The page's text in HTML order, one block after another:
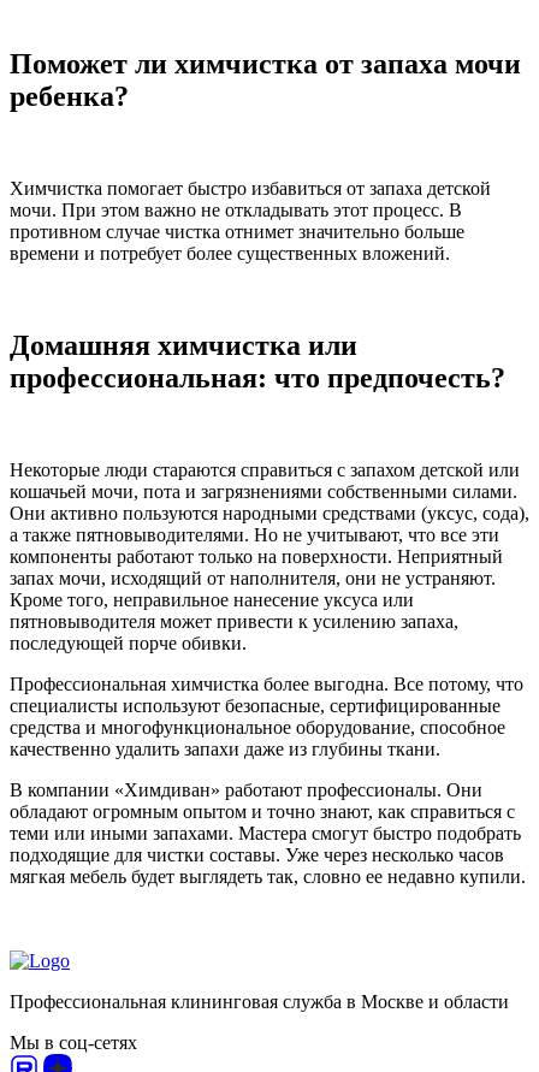
Поможет ли химчистка от запаха мочи
ребенка?
Химчистка помогает быстро избавиться от запаха детской
мочи. При этом важно не откладывать этот процесс. В
противном случае чистка отнимет значительно больше
времени и потребует более существенных вложений.
Домашняя химчистка или
профессиональная: что предпочесть?
Некоторые люди стараются справиться с запахом детской или
кошачьей мочи, пота и загрязнениями собственными силами.
Они активно пользуются народными средствами (уксус, сода),
а также пятновыводителями. Но не учитывают, что все эти
компоненты работают только на поверхности. Неприятный
запах мочи, исходящий от наполнителя, они не устраняют.
Кроме того, неправильное нанесение уксуса или
пятновыводителя может привести к усилению запаха,
последующей порче обивки.
Профессиональная химчистка более выгодна. Все потому, что
специалисты используют безопасные, сертифицированные
средства и многофункциональное оборудование, способное
качественно удалить запахи даже из глубины ткани.
В компании «Химдиван» работают профессионалы. Они
обладают огромным опытом и точно знают, как справиться с
теми или иными запахами. Мастера смогут быстро подобрать
подходящие для чистки составы. Уже через несколько часов
мягкая мебель будет выглядеть так, словно ее недавно купили.
Профессиональная клининговая служба в Москве и области
Мы в соц-сетях